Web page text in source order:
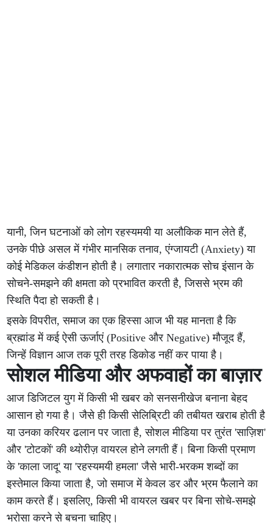
यानी, जिन घटनाओं को लोग रहस्यमयी या अलौकिक मान लेते हैं,
उनके पीछे असल में गंभीर मानसिक तनाव, एंग्जायटी (Anxiety) या
कोई मेडिकल कंडीशन होती है। लगातार नकारात्मक सोच इंसान के
सोचने-समझने की क्षमता को प्रभावित करती है, जिससे भ्रम की
स्थिति पैदा हो सकती है।
इसके विपरीत, समाज का एक हिस्सा आज भी यह मानता है कि
ब्रह्मांड में कई ऐसी ऊर्जाएं (Positive और Negative) मौजूद हैं,
जिन्हें विज्ञान आज तक पूरी तरह डिकोड नहीं कर पाया है।
सोशल मीडिया और अफवाहों का बाज़ार
आज डिजिटल युग में किसी भी खबर को सनसनीखेज बनाना बेहद
आसान हो गया है। जैसे ही किसी सेलिब्रिटी की तबीयत खराब होती है
या उनका करियर ढलान पर जाता है, सोशल मीडिया पर तुरंत 'साज़िश'
और 'टोटकों' की थ्योरीज़ वायरल होने लगती हैं। बिना किसी प्रमाण
के 'काला जादू' या 'रहस्यमयी हमला' जैसे भारी-भरकम शब्दों का
इस्तेमाल किया जाता है, जो समाज में केवल डर और भ्रम फैलाने का
काम करते हैं। इसलिए, किसी भी वायरल खबर पर बिना सोचे-समझे
भरोसा करने से बचना चाहिए।